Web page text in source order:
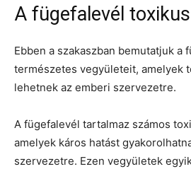
A fügefalevél
Ebben a szakaszban bemutatjuk a
természetes vegyületeit, amelyek
lehetnek az emberi szervezetre.
A fügefalevél tartalmaz számos
amelyek káros hatást
szervezetre. Ezen vegyületek